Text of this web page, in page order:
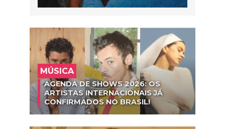
MÚSICA
AGENDA DE SHOWS 2026: OS
ARTISTAS INTERNACIONAIS JÁ
CONFIRMADOS NO BRASIL!